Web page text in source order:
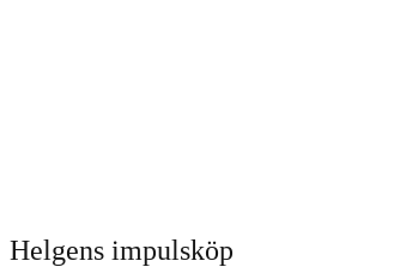
Helgens impulsköp